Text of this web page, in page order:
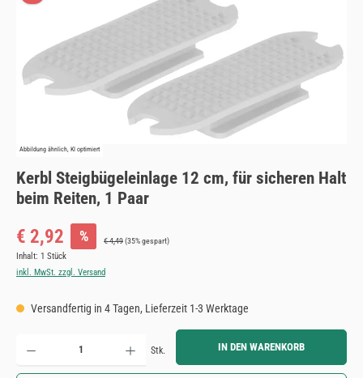
Abbildung ähnlich, KI optimiert
Kerbl Steigbügeleinlage 12 cm, für sicheren Halt
beim Reiten, 1 Paar
Verkaufspreis:
€ 2,92 % Regulärer Preis:
€ 4,49(35% gespart)
Inhalt: 1 Stück
inkl. MwSt. zzgl. Versand
Versandfertig in 4 Tagen, Lieferzeit 1-3 Werktage
Produkt Anzahl: Gib den gewünschten Wert ein oder benutze die Schaltflächen um die Anzahl zu
Stk. IN DEN WARENKORB